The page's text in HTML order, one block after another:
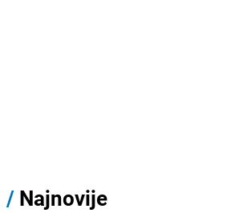
/ Najnovije